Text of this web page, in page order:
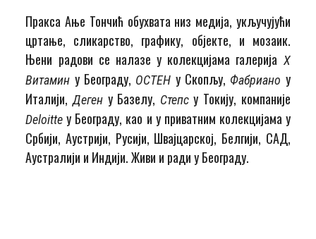
Пракса Ање Тончић обухвата низ медија, укључујући
цртање, сликарство, графику, објекте, и мозаик.
Њени радови се налазе у колекцијама галерија X
Витамин у Београду, ОСТЕН у Скопљу, Фабриано у
Италији,Деген у Базелу, Степсу Токију, компаније
Deloitte у Београду, као и у приватним колекцијама у
Србији, Аустрији, Русији, Швајцарској, Белгији, САД,
Аустралији и Индији. Живи и ради у Београду.